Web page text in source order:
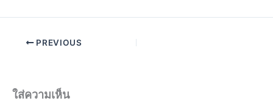
PREVIOUS
ใส่ความเห็น